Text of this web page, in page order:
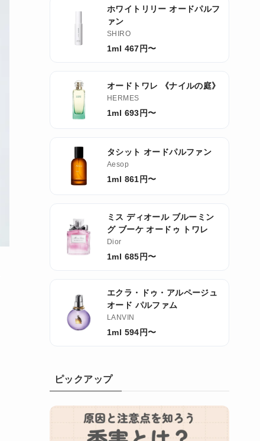
ホワイトリリー オードパルフ
ァン
SHIRO
1ml 467円〜
オードトワレ 《ナイルの庭》
HERMES
1ml 693円〜
タシット オードパルファン
Aesop
1ml 861円〜
ミス ディオール ブルーミン
グ ブーケ オードゥ トワレ
Dior
1ml 685円〜
エクラ・ドゥ・アルページュ
オード パルファム
LANVIN
1ml 594円〜
ピックアップ